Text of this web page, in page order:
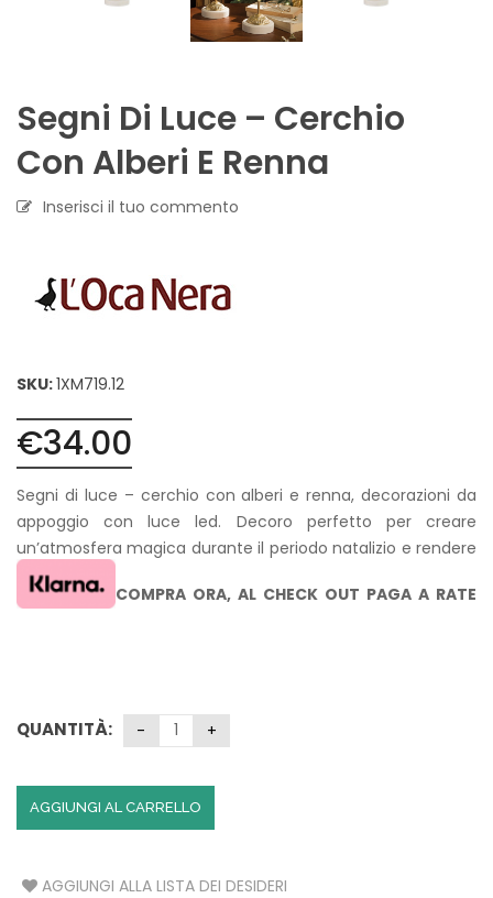
Segni Di Luce – Cerchio
Con Alberi E Renna
Inserisci il tuo commento
SKU:1XM719.12
€34.00
Segni di luce – cerchio con alberi e renna, decorazioni da
appoggio con luce led. Decoro perfetto per creare
un’atmosfera magica durante il periodo natalizio e rendere
accoglienti i tuoi ambienti. Collezione Christmas 2022 L’Oca
Nera.
COMPRA ORA, AL CHECK OUT PAGA A RATE
QUANTITÀ:
AGGIUNGI AL CARRELLO
AGGIUNGI ALLA LISTA DEI DESIDERI